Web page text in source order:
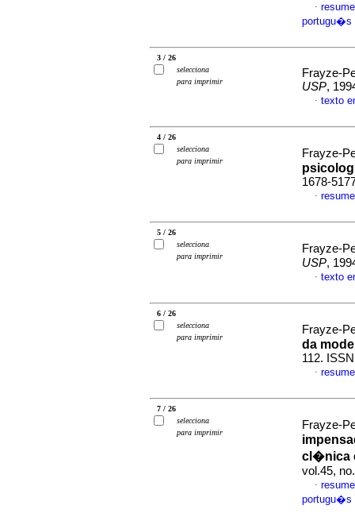
·
portugu�s
3 / 26
selecciona
para imprimir
Frayze-
USP,
· texto
4 / 26
selecciona
para imprimir
Frayze-
1678-
·
5 / 26
selecciona
para imprimir
Frayze-
USP,
· texto
6 / 26
selecciona
para imprimir
Frayze-
da
112.
·
7 / 26
selecciona
para imprimir
Frayze-
cl�nica
vol.45,
·
portugu�s